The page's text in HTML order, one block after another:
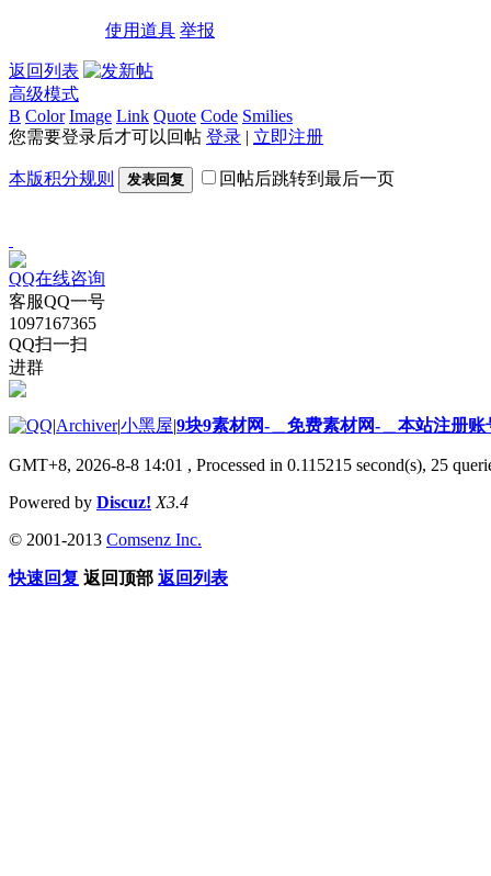
使用道具 举报
返回列表
高级模式
B Color Image Link Quote Code Smilies
您需要登录后才可以回帖 登录 | 立即注册
本版积分规则 发表回复 回帖后跳转到最后一页
QQ在线咨询
客服QQ一号
1097167365
QQ扫一扫
进群
|Archiver|小黑屋|9块9素材网-＿免费素材网-＿本站注册账
GMT+8, 2026-8-8 14:01 , Processed in 0.115215 second(s), 25
Powered by Discuz! X3.4
© 2001-2013 Comsenz Inc.
快速回复 返回顶部 返回列表